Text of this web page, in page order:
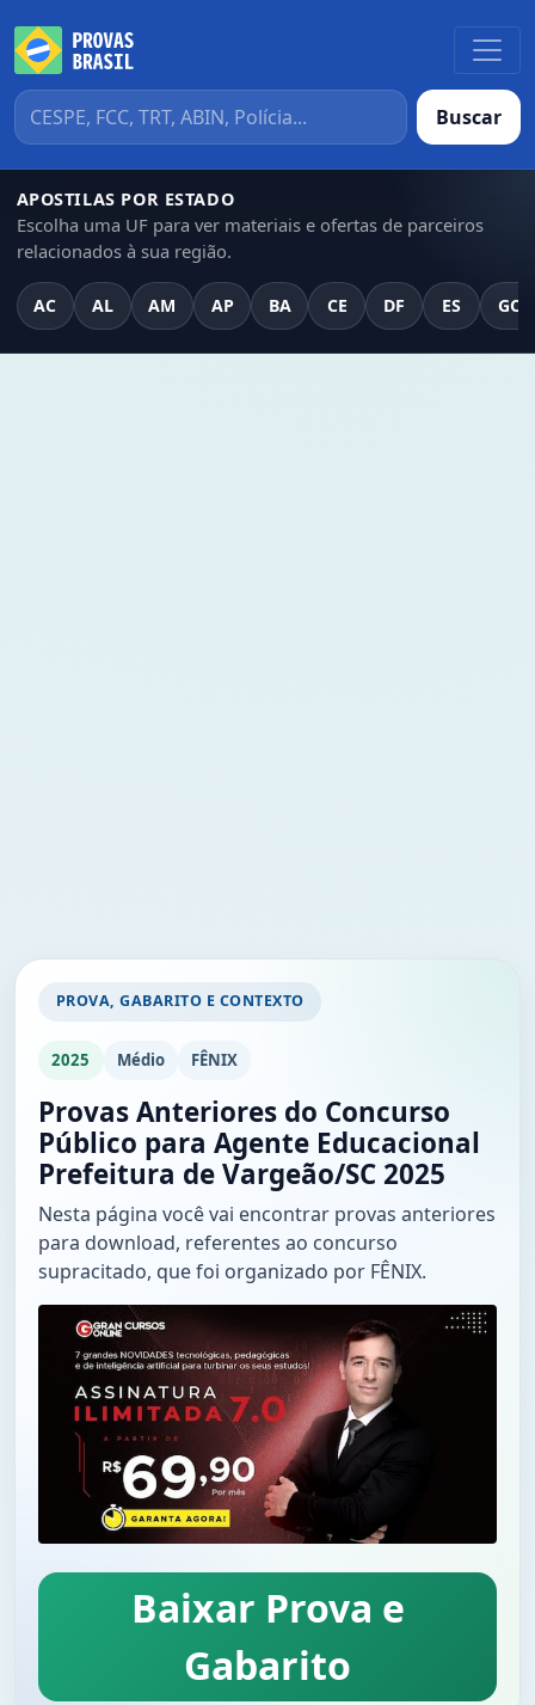
Buscar
APOSTILAS POR ESTADO
Escolha uma UF para ver materiais e ofertas de parceiros
relacionados à sua região.
AC AL AM AP BA CE DF ES GO
PROVA, GABARITO E CONTEXTO
2025 Médio FÊNIX
Provas Anteriores do Concurso
Público para Agente Educacional
Prefeitura de Vargeão/SC 2025
Nesta página você vai encontrar provas anteriores
para download, referentes ao concurso
supracitado, que foi organizado por FÊNIX.
Baixar Prova e
Gabarito